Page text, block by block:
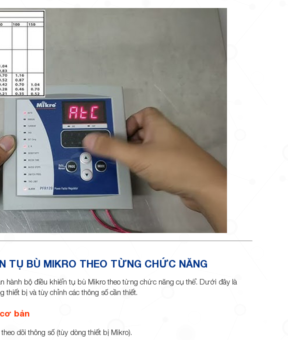
TỤ BÙ MIKRO THEO TỪNG CHỨC NĂNG
hành bộ điều khiển tụ bù Mikro theo từng chức năng cụ thể. Dưới đây là
thiết bị và tùy chỉnh các thông số cần thiết.
bản
dõi thông số (tùy dòng thiết bị Mikro).